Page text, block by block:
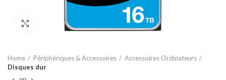
Home Périphériques & Accessoires
Accessoires Ordinateurs
Disques dur